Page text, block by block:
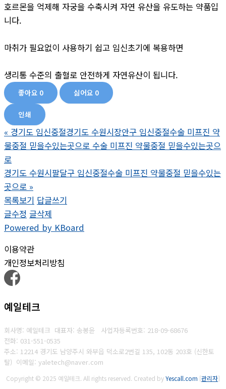
호르몬을 억제해 자궁을 수축시켜 자연 유산을 유도하는 약품입
니다.
마취가 필요없이 사용하기 쉽고 임신초기에 복용하면
생리통 수준의 출혈로 안전하게 자연유산이 됩니다.
좋아요 0 싫어요 0
인쇄
« 경기도 임신중절경기도 수원시장안구 임신중절수술 미프진 약
물중절 믿을수있는곳으로 수술 미프진 약물중절 믿을수있는곳으
로
경기도 수원시팔달구 임신중절수술 미프진 약물중절 믿을수있는
곳으로 »
목록보기 답글쓰기
글수정 글삭제
Powered by KBoard
이용약관
개인정보처리방침
예일테크
회사명: 예일테크 대표자: 송봉윤 사업자등록번호: 218-09-68676
전화: 031-551-0535
주소: 12214 경기도 남양주시 와부읍 덕소로2번길 135, 102동 203호 (신한토
탈) 이메일: yaletech@naver.com
Copyright © 2025 예일테크. All rights reserved. Created byYescall.com [관리자]